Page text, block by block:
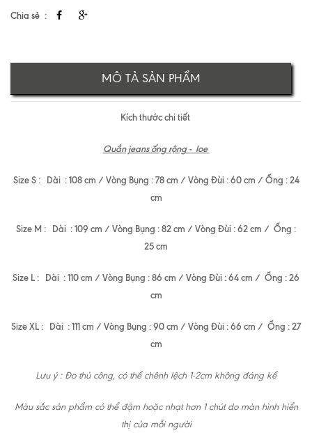
Chia sẻ
MÔ TẢ SẢN PHẨM
Kích thước chi tiết
Quần jeans ống rộng - loe
Size S : Dài : 108 cm / Vòng Bụng : 78 cm / Vòng Đùi : 60 cm / Ống : 24
cm
Size M : Dài : 109 cm / Vòng Bụng : 82 cm / Vòng Đùi : 62 cm / Ống :
25 cm
Size L : Dài : 110 cm / Vòng Bụng : 86 cm / Vòng Đùi : 64 cm / Ống : 26
cm
Size XL : Dài : 111 cm / Vòng Bụng : 90 cm / Vòng Đùi : 66 cm / Ống : 27
cm
Lưu ý : Đo thủ công, có thể chênh lệch 1-2cm không đáng kể
Màu sắc sản phẩm có thể đậm hoặc nhạt hơn 1 chút do màn hình hiển
thị của mỗi người